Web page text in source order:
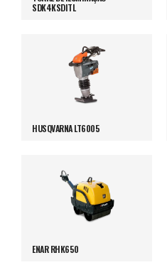
SDK4KSDITL
HUSQVARNA LT6005
ENAR RHK650